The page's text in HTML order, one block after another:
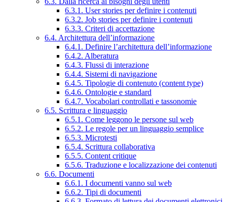
6.3.1. User stories per definire i contenuti
6.3.2. Job stories per definire i contenuti
6.3.3. Criteri di accettazione
6.4. Architettura dell’informazione
6.4.1. Definire l’architettura dell’informazione
6.4.2. Alberatura
6.4.3. Flussi di interazione
6.4.4. Sistemi di navigazione
6.4.5. Tipologie di contenuto (content type)
6.4.6. Ontologie e standard
6.4.7. Vocabolari controllati e tassonomie
6.5. Scrittura e linguaggio
6.5.1. Come leggono le persone sul web
6.5.2. Le regole per un linguaggio semplice
6.5.3. Microtesti
6.5.4. Scrittura collaborativa
6.5.5. Content critique
6.5.6. Traduzione e localizzazione dei contenuti
6.6. Documenti
6.6.1. I documenti vanno sul web
6.6.2. Tipi di documenti